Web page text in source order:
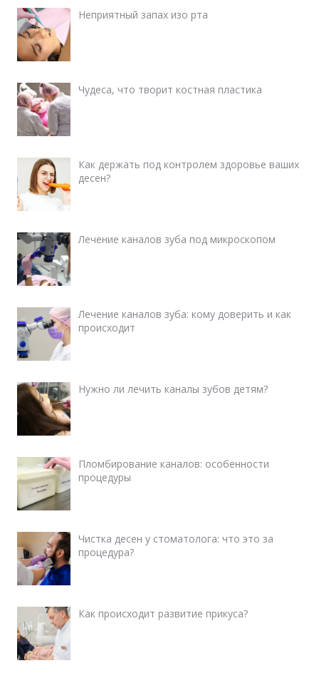
Неприятный запах изо рта
Чудеса, что творит костная пластика
Как держать под контролем здоровье ваших
десен?
Лечение каналов зуба под микроскопом
Лечение каналов зуба: кому доверить и как
происходит
Нужно ли лечить каналы зубов детям?
Пломбирование каналов: особенности
процедуры
Чистка десен у стоматолога: что это за
процедура?
Как происходит развитие прикуса?